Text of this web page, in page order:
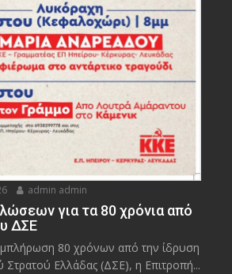
admin admin
για τα 80 χρόνια από
ΔΣΕ
80 χρόνων από την ίδρυση
Στρατού Ελλάδας (ΔΣΕ), η Επιτροπή...